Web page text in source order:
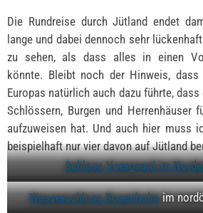
Die Rundreise durch Jütland endet
lange und dabei dennoch sehr
zu sehen, als dass alles in einen
könnte. Bleibt noch der Hinweis,
Europas natürlich auch dazu führte,
Schlössern, Burgen und Herrenhäuser
aufzuweisen hat. Und auch hier muss
beispielhaft nur vier davon auf Jütland
Schloss Voergaard im
Wasserschloss Rosenholmim